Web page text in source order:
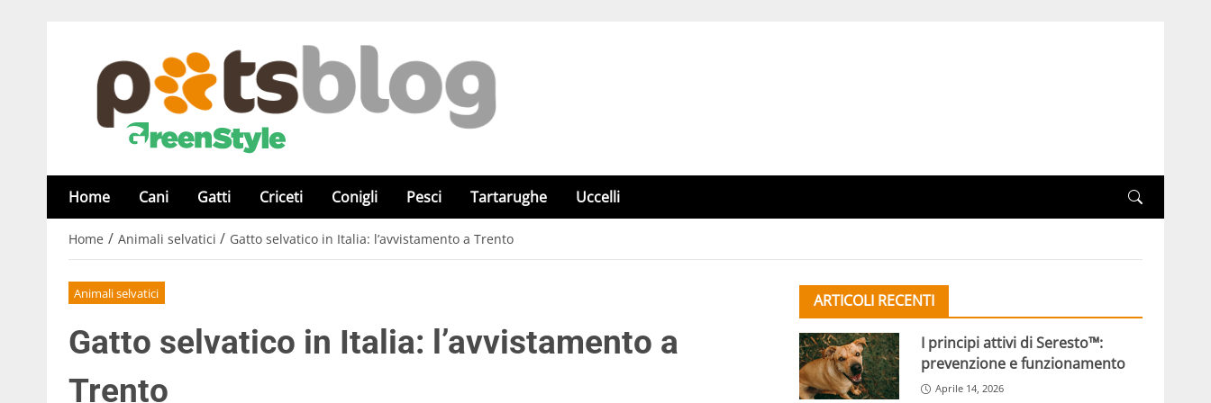
Home Cani Gatti Criceti Conigli Pesci Tartarughe Uccelli
Home / Animali selvatici / Gatto selvatico in Italia: l’avvistamento a Trento
Animali selvatici
Gatto selvatico in Italia: l’avvistamento a
Trento
ARTICOLI RECENTI
I principi attivi di Seresto™:
prevenzione e funzionamento
Aprile 14, 2026